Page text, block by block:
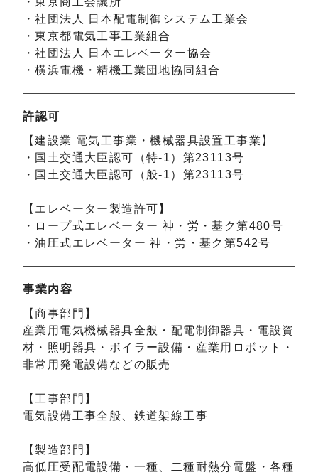
・社団法人 日本配電制御システム工業会
・東京都電気工事工業組合
・社団法人 日本エレベーター協会
・横浜電機・精機工業団地協同組合
許認可
【建設業 電気工事業・機械器具設置工事業】
・国土交通大臣認可（特-1）第23113号
・国土交通大臣認可（般-1）第23113号
【エレベーター製造許可】
・ロープ式エレベーター 神・労・基ク第480号
・油圧式エレベーター 神・労・基ク第542号
事業内容
【商事部門】
産業用電気機械器具全般・配電制御器具・電設資
材・照明器具・ボイラー設備・産業用ロボット・
非常用発電設備などの販売
【工事部門】
電気設備工事全般、鉄道架線工事
【製造部門】
高低圧受配電設備・一種、二種耐熱分電盤・各種